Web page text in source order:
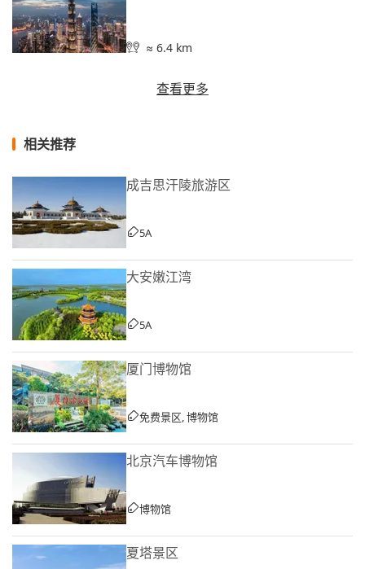
≈ 6.4 km
查看更多
相关推荐
成吉思汗陵旅游区
5A
大安嫩江湾
5A
厦门博物馆
免费景区, 博物馆
北京汽车博物馆
博物馆
夏塔景区